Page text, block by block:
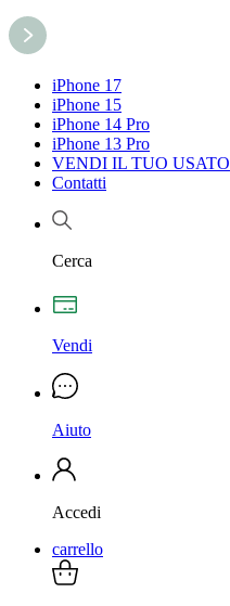
iPhone 17
iPhone 15
iPhone 14 Pro
iPhone 13 Pro
VENDI IL TUO USATO
Contatti
Cerca
Vendi
Aiuto
Accedi
carrello